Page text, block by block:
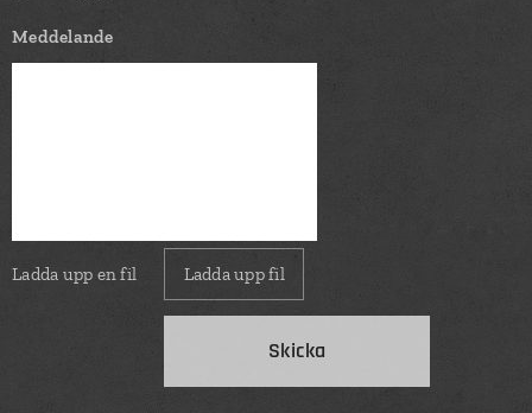
Meddelande
Ladda upp en fil Ladda upp fil
Skicka